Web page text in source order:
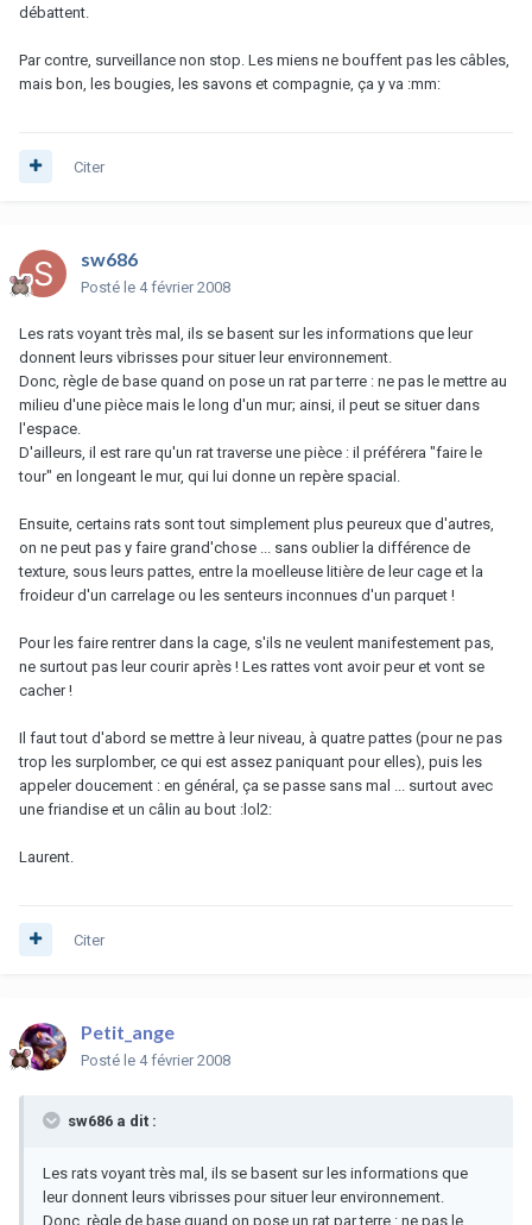
débattent.
Par contre, surveillance non stop. Les miens ne bouffent pas les câbles,
mais bon, les bougies, les savons et compagnie, ça y va :mm:
Citer
sw686
Posté le 4 février 2008
Les rats voyant très mal, ils se basent sur les informations que leur
donnent leurs vibrisses pour situer leur environnement.
Donc, règle de base quand on pose un rat par terre : ne pas le mettre au
milieu d'une pièce mais le long d'un mur; ainsi, il peut se situer dans
l'espace.
D'ailleurs, il est rare qu'un rat traverse une pièce : il préférera "faire le
tour" en longeant le mur, qui lui donne un repère spacial.
Ensuite, certains rats sont tout simplement plus peureux que d'autres,
on ne peut pas y faire grand'chose ... sans oublier la différence de
texture, sous leurs pattes, entre la moelleuse litière de leur cage et la
froideur d'un carrelage ou les senteurs inconnues d'un parquet !
Pour les faire rentrer dans la cage, s'ils ne veulent manifestement pas,
ne surtout pas leur courir après ! Les rattes vont avoir peur et vont se
cacher !
Il faut tout d'abord se mettre à leur niveau, à quatre pattes (pour ne pas
trop les surplomber, ce qui est assez paniquant pour elles), puis les
appeler doucement : en général, ça se passe sans mal ... surtout avec
une friandise et un câlin au bout :lol2:
Laurent.
Citer
Petit_ange
Posté le 4 février 2008
sw686 a dit :
Les rats voyant très mal, ils se basent sur les informations que
leur donnent leurs vibrisses pour situer leur environnement.
Donc, règle de base quand on pose un rat par terre : ne pas le